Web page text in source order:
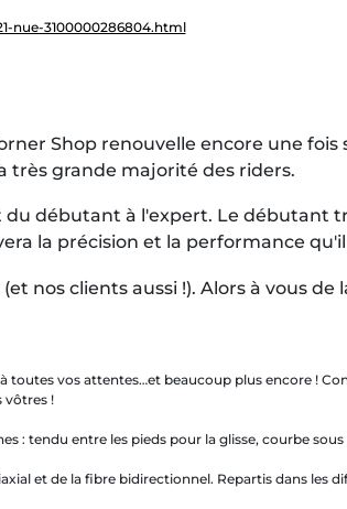
nue-3100000286804.html
Shop renouvelle encore une fois
très grande majorité des riders.
débutant à l'expert. Le débutant
la précision et la performance
nos clients aussi !). Alors à vous de
toutes vos attentes…et beaucoup plus encore !
vôtres !
: tendu entre les pieds pour la glisse, courbe
et de la fibre bidirectionnel. Repartis dans les